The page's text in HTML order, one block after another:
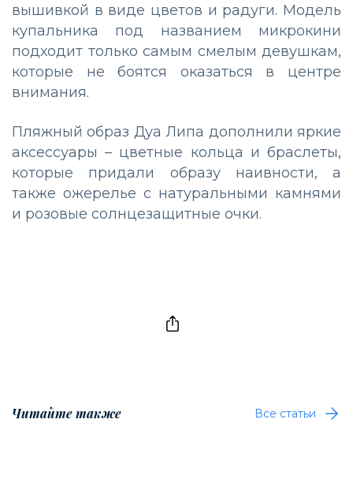
вышивкой в виде цветов и радуги. Модель
купальника под названием микрокини
подходит только самым смелым девушкам,
которые не боятся оказаться в центре
внимания.
Пляжный образ Дуа Липа дополнили яркие
аксессуары – цветные кольца и браслеты,
которые придали образу наивности, а
также ожерелье с натуральными камнями
и розовые солнцезащитные очки.
Читайте также Все статьи